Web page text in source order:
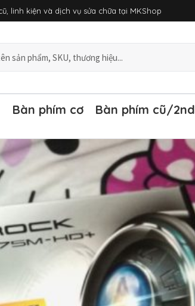
linh kiện và dịch vụ sửa chữa tại MKShop
Bàn phím cơ Bàn phím cũ/2nd